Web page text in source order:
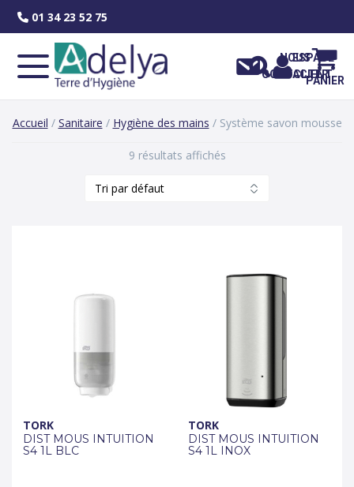
01 34 23 52 75
NOUS
CONTACTER
ESPACE
CLIENT
PANIER
Accueil / Sanitaire / Hygiène des mains / Système savon mousse
9 résultats affichés
TORK
DIST MOUS INTUITION
S4 1L BLC
TORK
DIST MOUS INTUITION
S4 1L INOX